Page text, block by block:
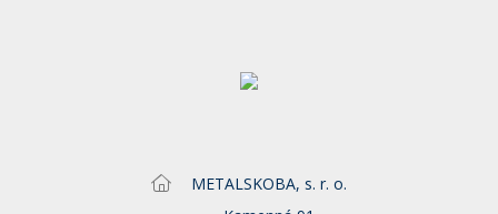
METALSKOBA, s. r. o.